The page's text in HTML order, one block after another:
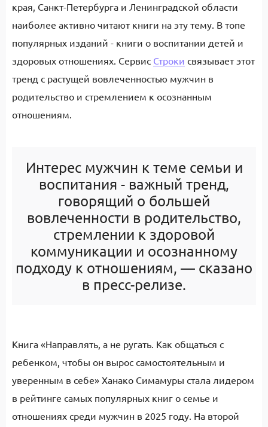
края, Санкт-Петербурга и Ленинградской области
наиболее активно читают книги на эту тему. В топе
популярных изданий - книги о воспитании детей и
здоровых отношениях. Сервис Строки связывает этот
тренд с растущей вовлеченностью мужчин в
родительство и стремлением к осознанным
отношениям.
Интерес мужчин к теме семьи и
воспитания - важный тренд,
говорящий о большей
вовлеченности в родительство,
стремлении к здоровой
коммуникации и осознанному
подходу к отношениям, — сказано
в пресс-релизе.
Книга «Направлять, а не ругать. Как общаться с
ребенком, чтобы он вырос самостоятельным и
уверенным в себе» Ханако Симамуры стала лидером
в рейтинге самых популярных книг о семье и
отношениях среди мужчин в 2025 году. На второй